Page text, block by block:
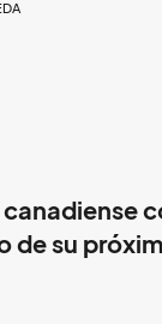
de su